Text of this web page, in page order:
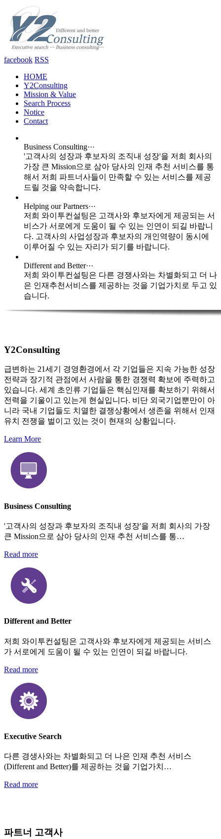
facebook RSS
HOME
Y2Consulting
Mission & Value
Search Process
Notice
Contact
Business Consulting···
'고객사의 성장과 후보자의 조직내 성장'을 저희 회사의
가장 큰 Mission으로 삼아 당사의 인재 추천 서비스를 통
해서 저희 파트너사들이 만족할 수 있는 서비스를 제공
드릴 것을 약속합니다.
Helping our Partners···
저희 와이투컨설팅은 고객사와 후보자에게 제공되는 서
비스가 서로에게 도움이 될 수 있는 인연이 되길 바랍니
다. 고객사의 사업성장과 후보자의 개인역량이 동시에
이루어질 수 있는 자리가 되기를 바랍니다.
Different and Better···
저희 와이투컨설팅은 다른 경쟁사와는 차별화되고 더 나
은 인재추천서비스를 제공하는 것을 기업가치로 두고 있
습니다.
Y2Consulting
급변하는 21세기 경영환경에서 각 기업들은 지속 가능한 성장
전략과 장기적 관점에서 사람을 통한 경쟁력 확보에 주력하고
있습니다. 세계 초인류 기업들은 핵심인재를 확보하기 위해서
전력을 기울이고 있는게 현실입니다. 비단 외국기업뿐만이 아
니라 국내 기업들도 치열한 결쟁상황에서 생존을 위해서 인재
유치 전쟁을 벌이고 있는 것이 현재의 상황입니다.
Learn More
Business Consulting
'고객사의 성장과 후보자의 조직내 성장'을 저희 회사의 가장
큰 Mission으로 삼아 당사의 인재 추천 서비스를 통…
Read more
Different and Better
저희 와이투컨설팅은 고객사와 후보자에게 제공되는 서비스
가 서로에게 도움이 될 수 있는 인연이 되길 바랍니다.
Read more
Executive Search
다른 경생사와는 차별화되고 더 나은 인재 추천 서비스
(Different and Better)를 제공하는 것을 기업가치…
Read more
파트너 고객사